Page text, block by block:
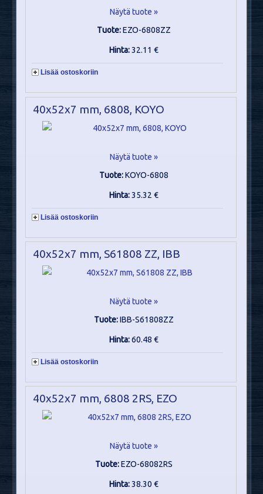
Näytä tuote »
Tuote:EZO-6808ZZ
Hinta:32.11 €
Lisää ostoskoriin
40x52x7 mm, 6808, KOYO
Näytä tuote »
Tuote:KOYO-6808
Hinta:35.32 €
Lisää ostoskoriin
40x52x7 mm, S61808 ZZ, IBB
Näytä tuote »
Tuote:IBB-S61808ZZ
Hinta:60.48 €
Lisää ostoskoriin
40x52x7 mm, 6808 2RS, EZO
Näytä tuote »
Tuote:EZO-68082RS
Hinta:38.30 €